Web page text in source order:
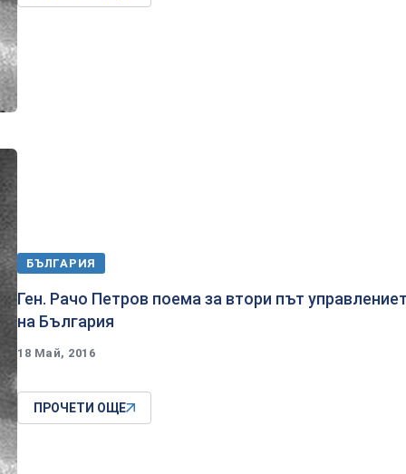
БЪЛГАРИЯ
​Ген. Рачо Петров поема за втори път
на България
18 Май, 2016
ПРОЧЕТИ ОЩЕ